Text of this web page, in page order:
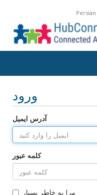
Persian
ورود
آدرس ایمیل
کلمه عبور
مرا به خاطر بسپار